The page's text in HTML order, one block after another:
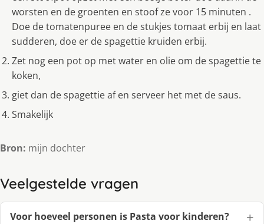
worsten en de groenten en stoof ze voor 15 minuten .
Doe de tomatenpuree en de stukjes tomaat erbij en laat
sudderen, doe er de spagettie kruiden erbij.
Zet nog een pot op met water en olie om de spagettie te
koken,
giet dan de spagettie af en serveer het met de saus.
Smakelijk
Bron: mijn dochter
Veelgestelde vragen
Voor hoeveel personen is Pasta voor kinderen?